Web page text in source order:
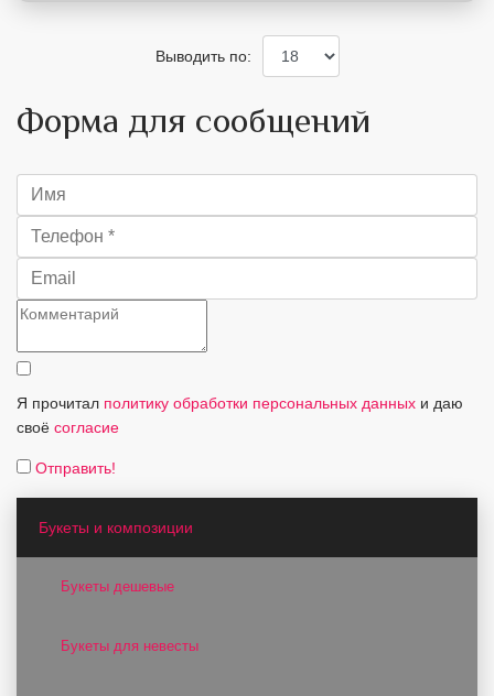
Выводить по:
Форма для сообщений
Я прочитал политику обработки персональных данных и даю
своё согласие
Отправить!
Букеты и композиции
Букеты дешевые
Букеты для невесты